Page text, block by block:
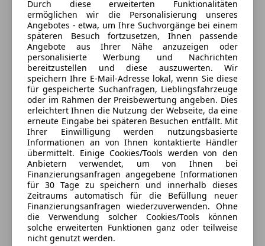
ESP
Fahrerairbag
Fernlichtassistent
Isofix
Kopfairbag
LED-Scheinwerfer
LED-Tagfahrlicht
Müdigkeitswarnsystem
Nebelscheinwerfer
Notbremsassistent
Notrufsystem
Reifendruckkontrollsystem
Seitenairbag
Servolenkung
Spurhalteassistent
Tagfahrlicht
Totwinkel-Assistent
201A LEDER - SCHWARZ / ANTHRAZIT sales
20U SCHLÜSSELLOSE VERMIETUNG sales
215 ADAPTIVES-DÄMPFUNGS-SYSTEM PLUS (ADS+)
sales
216 HINTERACHSLENKUNG MIT GROSSEM WINKEL
sales
233 ABSTANDSREGELTEMPOMAT PLUS (DISTRONIC
PLUS) sales
235 AKTIVER PARK-ASSISTENT sales
241 FAHRERSITZ LINKS ELEKTRISCH VERSTELLBAR
MIT MEMORY sales
242 FAHRERSITZ RECHTS ELEKTRISCH VERSTELLBAR
MIT MEMORY sales
243 AKTIVER SPURHALTE-ASSISTENT (KAMERA)
sales
252 INNENSPIEGEL ABBLENDBAR sales
255B MB-MOBILO MIT DSB UND GGD sales
St. Veiter Straße 186,
9020 Klagenfurt, AT
Kontakt
MEYER-HAFNER MEYER-HAFNER
Alle Fahrzeuge des Anbieters
Anbieter kontaktieren
Deine Nachricht
Durch diese erweiterten Funktionalitäten
ermöglichen wir die Personalisierung unseres
Angebotes - etwa, um Ihre Suchvorgänge bei einem
späteren Besuch fortzusetzen, Ihnen passende
Angebote aus Ihrer Nähe anzuzeigen oder
personalisierte Werbung und Nachrichten
bereitzustellen und diese auszuwerten. Wir
speichern Ihre E-Mail-Adresse lokal, wenn Sie diese
für gespeicherte Suchanfragen, Lieblingsfahrzeuge
oder im Rahmen der Preisbewertung angeben. Dies
erleichtert Ihnen die Nutzung der Webseite, da eine
erneute Eingabe bei späteren Besuchen entfällt. Mit
Ihrer Einwilligung werden nutzungsbasierte
Informationen an von Ihnen kontaktierte Händler
übermittelt. Einige Cookies/Tools werden von den
Anbietern verwendet, um von Ihnen bei
Finanzierungsanfragen angegebene Informationen
für 30 Tage zu speichern und innerhalb dieses
Zeitraums automatisch für die Befüllung neuer
Finanzierungsanfragen wiederzuverwenden. Ohne
die Verwendung solcher Cookies/Tools können
solche erweiterten Funktionen ganz oder teilweise
nicht genutzt werden.